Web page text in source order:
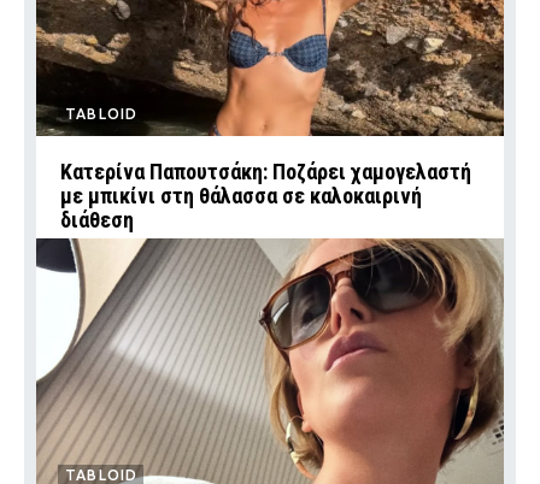
TABLOID
Κατερίνα Παπουτσάκη: Ποζάρει χαμογελαστή
με μπικίνι στη θάλασσα σε καλοκαιρινή
διάθεση
TABLOID